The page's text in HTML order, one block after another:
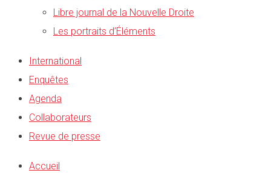
Libre journal de la Nouvelle Droite
Les portraits d’Éléments
International
Enquêtes
Agenda
Collaborateurs
Revue de presse
Accueil